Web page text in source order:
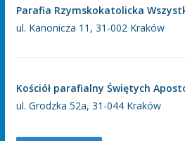
Parafia Rzymskokatolicka
ul. Kanonicza 11, 31-002 Kraków
Kościół parafialny Świętych
ul. Grodzka 52a, 31-044 Kraków